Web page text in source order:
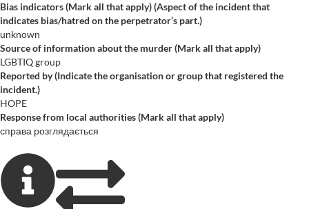
Bias indicators (Mark all that apply) (Aspect of the incident that
indicates bias/hatred on the perpetrator’s part.)
unknown
Source of information about the murder (Mark all that apply)
LGBTIQ group
Reported by (Indicate the organisation or group that registered the
incident.)
HOPE
Response from local authorities (Mark all that apply)
справа розглядається